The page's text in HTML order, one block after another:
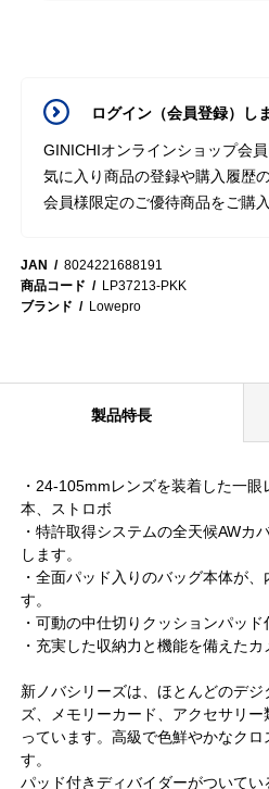
ログイン（会員登録）し
GINICHIオンラインショップ会
気に入り商品の登録や購入履歴
会員様限定のご優待商品をご購
JAN
8024221688191
商品コード
LP37213-PKK
ブランド
Lowepro
製品特長
・24-105mmレンズを装着した一
本、ストロボ
・特許取得システムの全天候AWカ
します。
・全面パッド入りのバッグ本体が
す。
・可動の中仕切りクッションパッド
・充実した収納力と機能を備えたカ
新ノバシリーズは、ほとんどのデ
ズ、メモリーカード、アクセサリ
っています。高級で色鮮やかなク
す。
パッド付きディバイダーがついて